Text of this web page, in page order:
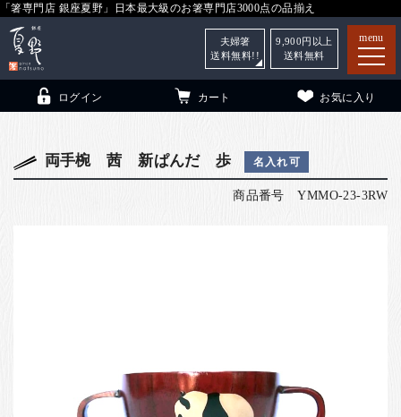
「箸専門店 銀座夏野」日本最大級のお箸専門店3000点の品揃え
menu
法人・飲食店のお客様
お客様の声
ログイン カート お気に入り
夫婦箸
送料無料!!
9,900 円以上
送料無料
両手椀 茜 新ぱんだ 歩 名入れ可
商品番号 YMMO-23-3RW